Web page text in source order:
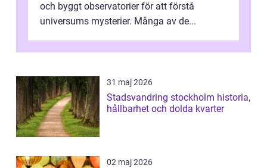
och byggt observatorier för att förstå
universums mysterier. Många av de...
31 maj 2026
Stadsvandring stockholm historia,
hållbarhet och dolda kvarter
02 maj 2026